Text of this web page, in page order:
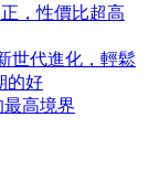
，性價比超高
世代進化，輕鬆
的好
最高境界